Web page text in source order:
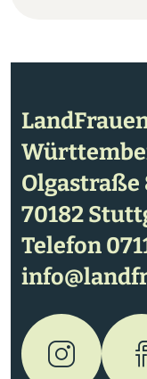
Olgastraße
70182
Telefon